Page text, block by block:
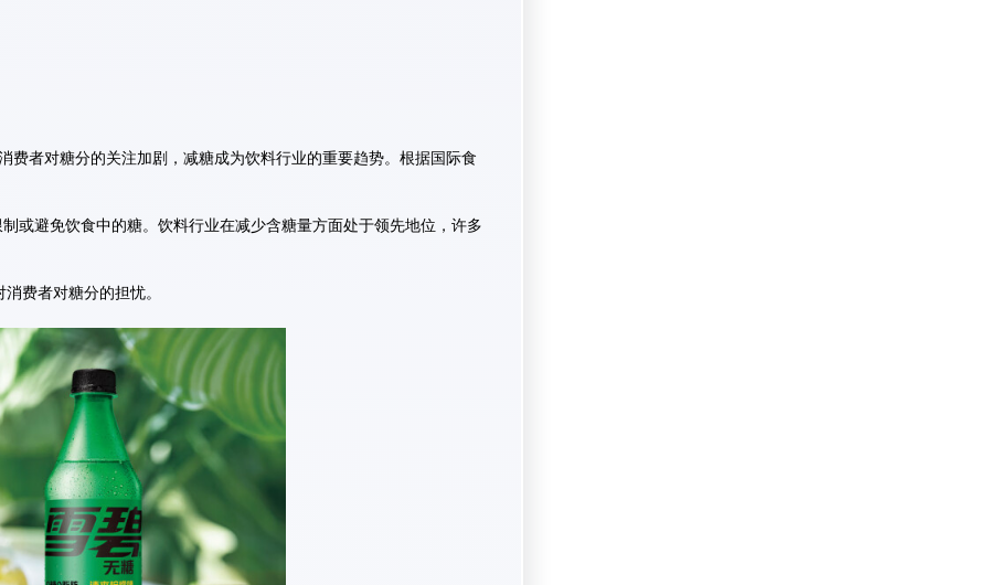
费者对糖分的关注加剧，减糖成为饮料行业的重要趋势。根据国际食
或避免饮食中的糖。饮料行业在减少含糖量方面处于领先地位，许多
费者对糖分的担忧。